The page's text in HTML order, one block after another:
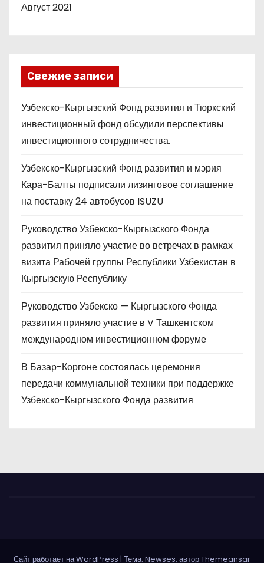
Август 2021
Свежие записи
Узбекско-Кыргызский Фонд развития и Тюркский
инвестиционный фонд обсудили перспективы
инвестиционного сотрудничества.
Узбекско-Кыргызский Фонд развития и мэрия
Кара-Балты подписали лизинговое соглашение
на поставку 24 автобусов ISUZU
Руководство Узбекско-Кыргызского Фонда
развития приняло участие во встречах в рамках
визита Рабочей группы Республики Узбекистан в
Кыргызскую Республику
Руководство Узбекско — Кыргызского Фонда
развития приняло участие в V Ташкентском
международном инвестиционном форуме
В Базар-Коргоне состоялась церемония
передачи коммунальной техники при поддержке
Узбекско-Кыргызского Фонда развития
Сайт работает на WordPress | Тема: Newses, авторThemeansar